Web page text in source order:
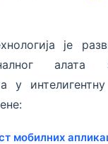
је
у интелигентну
мобилних